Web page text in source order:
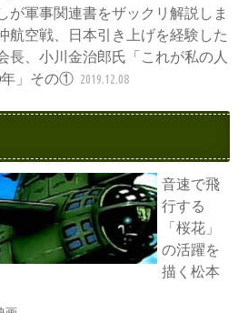
が軍事関連書をザックリ解説しま
航空戦、日本引き上げを経験した
長、小川金治郎氏「これが私の人
年」その① 2019.12.08
音速で飛
行する
「桜花」
の活躍を
描く松本